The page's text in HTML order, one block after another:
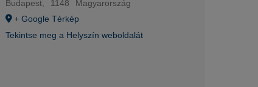
Budapest
1148
Magyarország
+ Google Térkép
Tekintse meg a Helyszín weboldalát